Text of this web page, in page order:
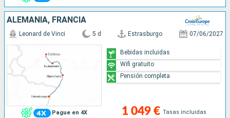
ALEMANIA, FRANCIA
Pague en 4X
Leonard de Vinci 5 d Estrasburgo 07/06/2027
1 049 € Tasas incluidas
Bebidas incluidas
Wifi gratuito
Pensión completa